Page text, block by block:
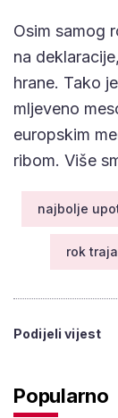
Osim samog
na
hrane. Tako
mljeveno
europskim
ribom. Više
najbolje
rok
Podijeli vijest
Popularno